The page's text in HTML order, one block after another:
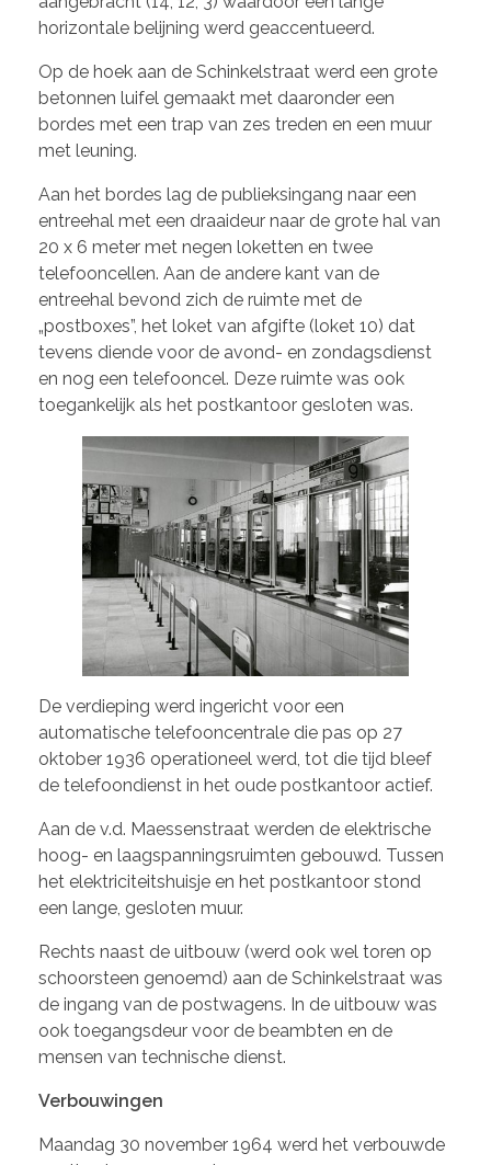
horizontale belijning werd geaccentueerd.
Op de hoek aan de Schinkelstraat werd een grote
betonnen luifel gemaakt met daaronder een
bordes met een trap van zes treden en een muur
met leuning.
Aan het bordes lag de publieksingang naar een
entreehal met een draaideur naar de grote hal van
20 x 6 meter met negen loketten en twee
telefooncellen. Aan de andere kant van de
entreehal bevond zich de ruimte met de
„postboxes”, het loket van afgifte (loket 10) dat
tevens diende voor de avond- en zondagsdienst
en nog een telefooncel. Deze ruimte was ook
toegankelijk als het postkantoor gesloten was.
De verdieping werd ingericht voor een
automatische telefooncentrale die pas op 27
oktober 1936 operationeel werd, tot die tijd bleef
de telefoondienst in het oude postkantoor actief.
Aan de v.d. Maessenstraat werden de elektrische
hoog- en laagspanningsruimten gebouwd. Tussen
het elektriciteitshuisje en het postkantoor stond
een lange, gesloten muur.
Rechts naast de uitbouw (werd ook wel toren op
schoorsteen genoemd) aan de Schinkelstraat was
de ingang van de postwagens. In de uitbouw was
ook toegangsdeur voor de beambten en de
mensen van technische dienst.
Verbouwingen
Maandag 30 november 1964 werd het verbouwde